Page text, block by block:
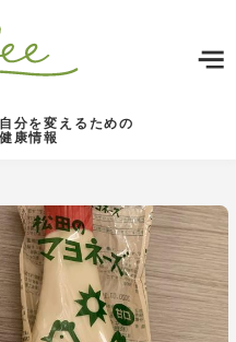
分を変えるための
康情報